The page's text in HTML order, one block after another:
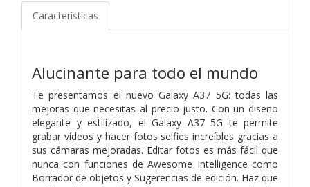
Características
Alucinante para todo el mundo
Te presentamos el nuevo Galaxy A37 5G: todas las
mejoras que necesitas al precio justo. Con un diseño
elegante y estilizado, el Galaxy A37 5G te permite
grabar vídeos y hacer fotos selfies increíbles gracias a
sus cámaras mejoradas. Editar fotos es más fácil que
nunca con funciones de Awesome Intelligence como
Borrador de objetos y Sugerencias de edición. Haz que